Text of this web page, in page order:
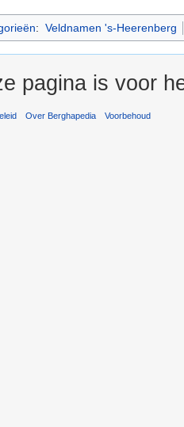
: Veldnamen 's-Heerenberg
pagina is voor
Over Berghapedia Voorbehoud